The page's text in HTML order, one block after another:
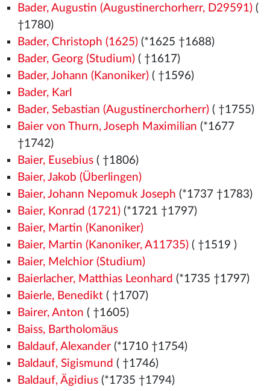
Bader, Augustin (Augustinerchorherr, D29591)(
†1780)
Bader, Christoph (1625)(*1625 †1688)
Bader, Georg (Studium)( †1617)
Bader, Johann (Kanoniker)( †1596)
Bader, Karl
Bader, Sebastian (Augustinerchorherr)( †1755)
Baier von Thurn, Joseph Maximilian (*1677
†1742)
Baier, Eusebius( †1806)
Baier, Jakob (Überlingen)
Baier, Johann Nepomuk Joseph (*1737 †1783)
Baier, Konrad (1721)(*1721 †1797)
Baier, Martin (Kanoniker)
Baier, Martin (Kanoniker, A11735)( †1519 )
Baier, Melchior (Studium)
Baierlacher, Matthias Leonhard (*1735 †1797)
Baierle, Benedikt( †1707)
Bairer, Anton ( †1605)
Baiss, Bartholomäus
Baldauf, Alexander(*1710 †1754)
Baldauf, Sigismund ( †1746)
Baldauf, Ägidius(*1735 †1794)